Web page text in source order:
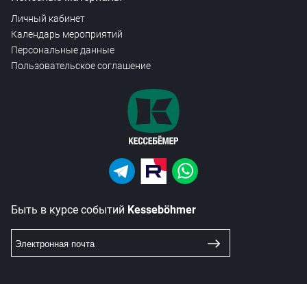
Личный кабинет
Календарь мероприятий
Персональные данные
Пользовательское соглашение
Быть в курсе событий Kesseböhmer